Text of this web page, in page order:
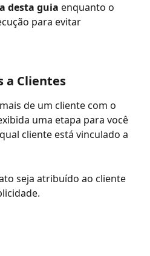
desta guia enquanto o
para evitar
a Clientes
de um cliente com o
uma etapa para você
cliente está vinculado a
seja atribuído ao cliente